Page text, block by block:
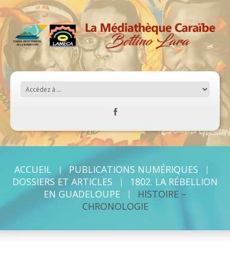
ACCUEIL
PUBLICATIONS NUMÉRIQUES
DOSSIERS ET ARTICLES
1802. LA RÉBELLION
EN GUADELOUPE
HISTOIRE –
CHRONOLOGIE